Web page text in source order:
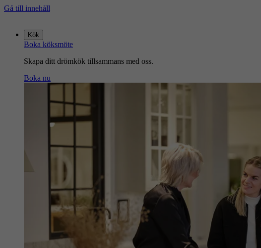
Gå till innehåll
startsidan
Kök
Boka köksmöte
Skapa ditt drömkök tillsammans med oss.
Boka nu